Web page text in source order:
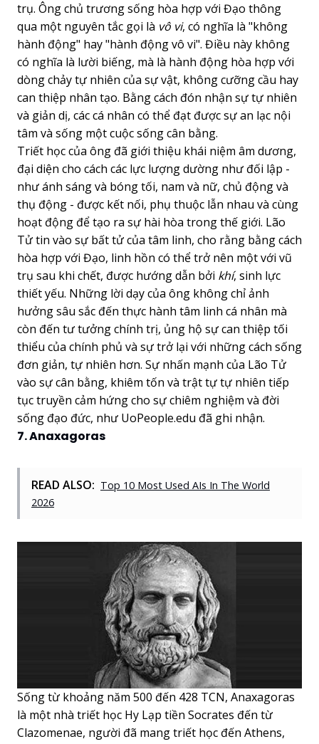
trụ. Ông chủ trương sống hòa hợp với Đạo thông
qua một nguyên tắc gọi là vô vi, có nghĩa là "không
hành động" hay "hành động vô vi". Điều này không
có nghĩa là lười biếng, mà là hành động hòa hợp với
dòng chảy tự nhiên của sự vật, không cưỡng cầu hay
can thiệp nhân tạo. Bằng cách đón nhận sự tự nhiên
và giản dị, các cá nhân có thể đạt được sự an lạc nội
tâm và sống một cuộc sống cân bằng.
Triết học của ông đã giới thiệu khái niệm âm dương,
đại diện cho cách các lực lượng dường như đối lập -
như ánh sáng và bóng tối, nam và nữ, chủ động và
thụ động - được kết nối, phụ thuộc lẫn nhau và cùng
hoạt động để tạo ra sự hài hòa trong thế giới. Lão
Tử tin vào sự bất tử của tâm linh, cho rằng bằng cách
hòa hợp với Đạo, linh hồn có thể trở nên một với vũ
trụ sau khi chết, được hướng dẫn bởi khí, sinh lực
thiết yếu. Những lời dạy của ông không chỉ ảnh
hưởng sâu sắc đến thực hành tâm linh cá nhân mà
còn đến tư tưởng chính trị, ủng hộ sự can thiệp tối
thiểu của chính phủ và sự trở lại với những cách sống
đơn giản, tự nhiên hơn. Sự nhấn mạnh của Lão Tử
vào sự cân bằng, khiêm tốn và trật tự tự nhiên tiếp
tục truyền cảm hứng cho sự chiêm nghiệm và đời
sống đạo đức, như UoPeople.edu đã ghi nhận.
7. Anaxagoras
READ ALSO: Top 10 Most Used AIs In The World
2026
Sống từ khoảng năm 500 đến 428 TCN, Anaxagoras
là một nhà triết học Hy Lạp tiền Socrates đến từ
Clazomenae, người đã mang triết học đến Athens,